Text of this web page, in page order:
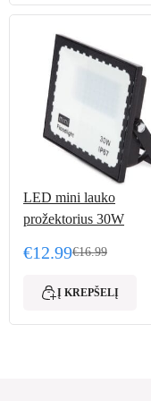
LED mini lauko
prožektorius 30W
€16.99
Original price
€12.99
Current price is:
Į KREPŠELĮ